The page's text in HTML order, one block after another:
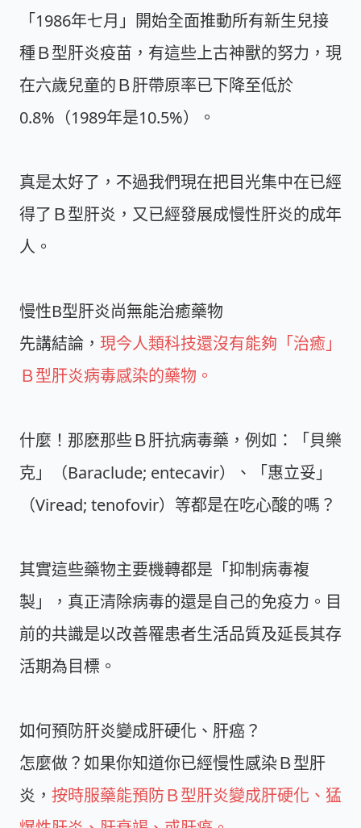
「1986年七月」開始全面推動所有新生兒接
種Ｂ型肝炎疫苗，有這些上古神獸的努力，現
在六歲兒童的Ｂ肝帶原率已下降至低於
0.8%（1989年是10.5%）。
真是太好了，不過我們現在把目光集中在已經
得了Ｂ型肝炎，又已經發展成慢性肝炎的成年
人。
慢性B型肝炎尚無能治癒藥物
先講結論， 現今人類科技還沒有能夠「治癒」
Ｂ型肝炎病毒感染的藥物。
什麼！那麽那些Ｂ肝抗病毒藥，例如：「貝樂
克」（Baraclude; entecavir）、「惠立妥」
（Viread; tenofovir）等都是在吃心酸的嗎？
其實這些藥物主要機轉都是「抑制病毒複
製」，真正清除病毒的還是自己的免疫力。目
前的共識是以改善罹患者生活品質及延長其存
活期為目標。
如何預防肝炎變成肝硬化、肝癌？
怎麼做？如果你知道你已經慢性感染Ｂ型肝
炎， 按時服藥能預防Ｂ型肝炎變成肝硬化、猛